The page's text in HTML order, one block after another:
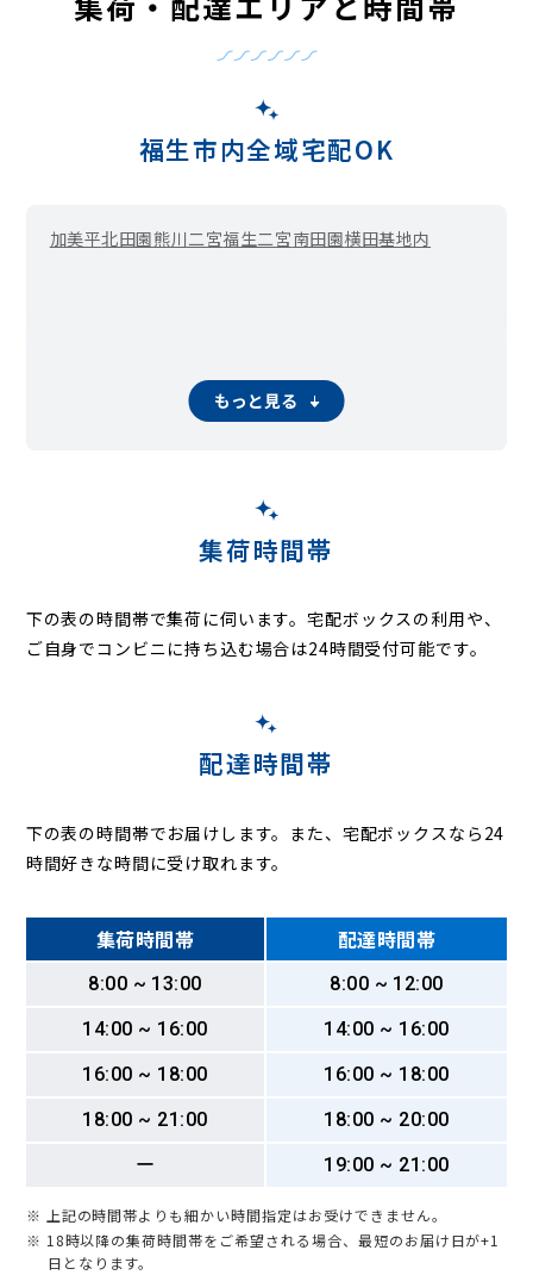
福生市内全域宅配OK
加美平北田園熊川二宮福生二宮南田園横田基地内
もっと見る
集荷時間帯
下の表の時間帯で集荷に伺います。宅配ボックスの利用や、
ご自身でコンビニに持ち込む場合は24時間受付可能です。
配達時間帯
下の表の時間帯でお届けします。また、宅配ボックスなら24
時間好きな時間に受け取れます。
集荷時間帯 配達時間帯
8:00 ~ 13:00
8:00 ~ 12:00
14:00 ~ 16:00
14:00 ~ 16:00
16:00 ~ 18:00
16:00 ~ 18:00
18:00 ~ 21:00
18:00 ~ 20:00
ー
19:00 ~ 21:00
※ 上記の時間帯よりも細かい時間指定はお受けできません。
※ 18時以降の集荷時間帯をご希望される場合、最短のお届け日が+1
日となります。